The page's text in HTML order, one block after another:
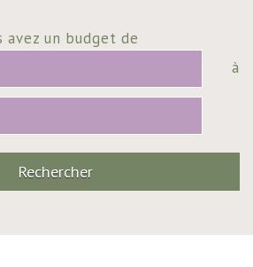
avez un budget de
à
Rechercher